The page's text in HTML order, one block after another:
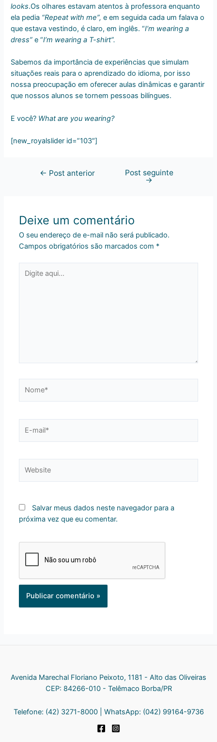
looks.Os olhares estavam atentos à professora enquanto
ela pedia “Repeat with me”, e em seguida cada um falava o
que estava vestindo, é claro, em inglês. “I’m wearing a
dress” e “I’m wearing a T-shirt”.
Sabemos da importância de experiências que simulam
situações reais para o aprendizado do idioma, por isso
nossa preocupação em oferecer aulas dinâmicas e garantir
que nossos alunos se tornem pessoas bilíngues.
E você? What are you wearing?
[new_royalslider id=”103″]
← Post anterior Post seguinte
→
Deixe um comentário
O seu endereço de e-mail não será publicado.
Campos obrigatórios são marcados com *
aqui...
mail*
Salvar meus dados neste navegador para a
próxima vez que eu comentar.
Avenida Marechal Floriano Peixoto, 1181 - Alto das Oliveiras
CEP: 84266-010 - Telêmaco Borba/PR
Telefone: (42) 3271-8000 | WhatsApp: (042) 99164-9736